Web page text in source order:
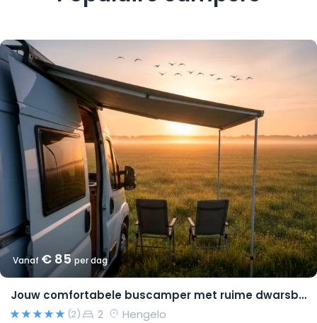
Vanaf € 85per dag
Jouw comfortabele buscamper met ruime dwarsbedden en natural look(s)!
(2) 2 Hengelo